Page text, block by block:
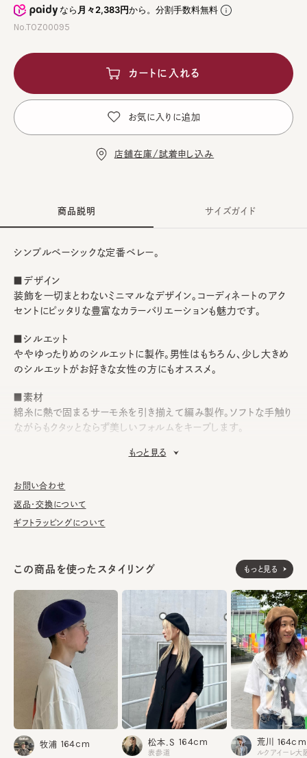
なら月々2,383円から。分割手数料無料
No.TOZ00095
カートに入れる
お気に入りに追加
店舗在庫/試着申し込み
商品説明
シンプルベーシックな定番ベレー。
■デザイン
装飾を一切まとわないミニマルなデザイン。コーディネートのアク
セントにピッタリな豊富なカラーバリエーションも魅力です。
■シルエット
ややゆったりめのシルエットに製作。男性はもちろん、少し大きめ
のシルエットがお好きな女性の方にもオススメ。
■素材
綿糸に熱で固まるサーモ糸を引き揃えて編み製作。ソフトな手触り
ながらもクタッとならず美しいフォルムをキープします。
が汚れてしまう前の対策として、汗止めのハットライナーのお勧め
しております。
※サイズ調節スベリ仕様（サイズを小さくする際は、調節テープを
素材 綿79% PVC21%
生産国 made in JAPAN
もっと見る
サイズガイド
お問い合わせ
返品・交換について
ギフトラッピングについて
この商品を使ったスタイリング もっと見る
牧浦 164cm 松本.S 164cm
表参道
荒川 164cm
ルクアイーレ大